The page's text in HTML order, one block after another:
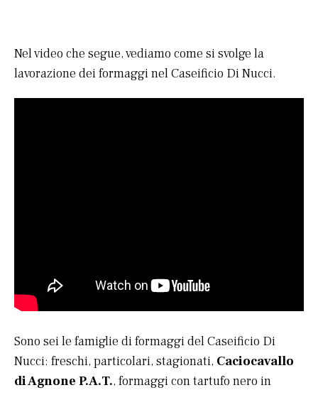
Nel video che segue, vediamo come si svolge la
lavorazione dei formaggi nel Caseificio Di Nucci.
Sono sei le famiglie di formaggi del Caseificio Di
Nucci: freschi, particolari, stagionati, Caciocavallo
di Agnone P.A.T., formaggi con tartufo nero in